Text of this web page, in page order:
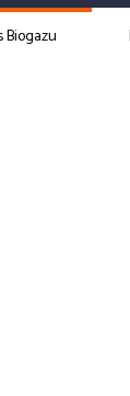
Biogazu